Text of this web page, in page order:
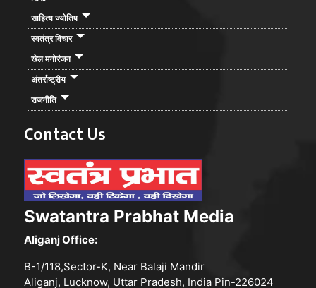
साहित्य ज्योतिष
स्वतंत्र विचार
खेल मनोरंजन
अंतर्राष्ट्रीय
राजनीति
Contact Us
Swatantra Prabhat Media
Aliganj Office:
B-1/118,Sector-K, Near Balaji Mandir
Aliganj, Lucknow, Uttar Pradesh, India Pin-226024